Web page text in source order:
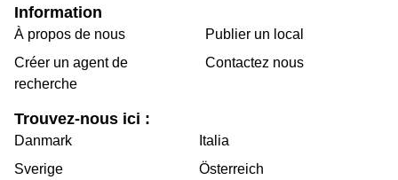
Information
À propos de nous
Créer un agent de
recherche
Publier un local
Contactez nous
Trouvez-nous ici :
Danmark
Sverige
Italia
Österreich